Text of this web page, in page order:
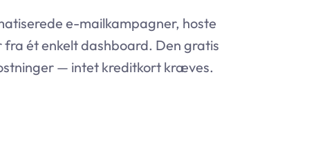
e-mailkampagner, hoste
ét enkelt dashboard. Den gratis
— intet kreditkort kræves.